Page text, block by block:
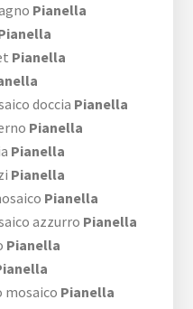
Pianella
Pianella
doccia Pianella
Pianella
Pianella
Pianella
Pianella
azzurro Pianella
Pianella
mosaico Pianella